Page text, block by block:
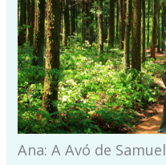
Ana: A Avó de Samuel